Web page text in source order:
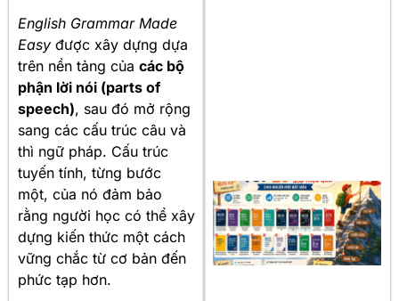
English Grammar Made
Easy được xây dựng dựa
trên nền tảng của các bộ
phận lời nói (parts of
speech), sau đó mở rộng
sang các cấu trúc câu và
thì ngữ pháp. Cấu trúc
tuyến tính, từng bước
một, của nó đảm bảo
rằng người học có thể xây
dựng kiến thức một cách
vững chắc từ cơ bản đến
phức tạp hơn.